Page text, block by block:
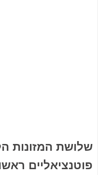
שלושת המזונות
פוטנציאליים